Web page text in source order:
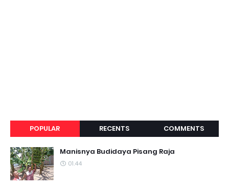
POPULAR RECENTS COMMENTS
Manisnya Budidaya Pisang Raja
01.44